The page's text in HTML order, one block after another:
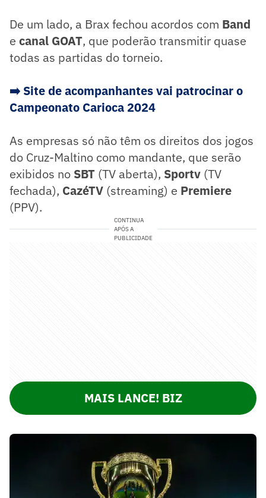
De um lado, a Brax fechou acordos com Band
e canal GOAT, que poderão transmitir quase
todas as partidas do torneio.
➡️ Site de acompanhantes vai patrocinar o
Campeonato Carioca 2024
As empresas só não têm os direitos dos jogos
do Cruz-Maltino como mandante, que serão
exibidos no SBT (TV aberta), Sportv (TV
fechada), CazéTV (streaming) e Premiere
(PPV).
CONTINUA
APÓS A
PUBLICIDADE
MAIS LANCE! BIZ